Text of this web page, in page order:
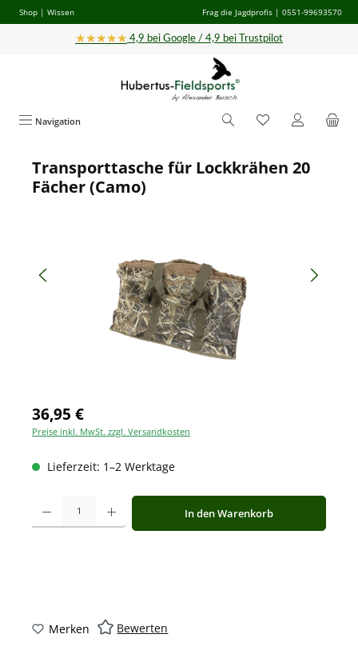
Zum Hauptinhalt springen
Shop | Wissen Frag die Jagdprofis | 0551-99693570
★★★★★ 4,9 bei Google / 4,9 bei Trustpilot
Navigation
Bildergalerie überspringen
Transporttasche für Lockkrähen 20
Fächer (Camo)
36,95 €
Preise inkl. MwSt. zzgl. Versandkosten
Lieferzeit: 1–2 Werktage
Produkt Anzahl: Gib den gewünschten Wert ein oder benutze die
In den Warenkorb
Merken Bewerten